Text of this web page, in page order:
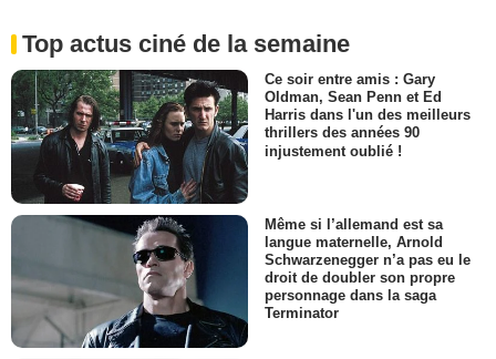
Top actus ciné de la semaine
Ce soir entre amis : Gary
Oldman, Sean Penn et Ed
Harris dans l'un des meilleurs
thrillers des années 90
injustement oublié !
Même si l’allemand est sa
langue maternelle, Arnold
Schwarzenegger n’a pas eu le
droit de doubler son propre
personnage dans la saga
Terminator